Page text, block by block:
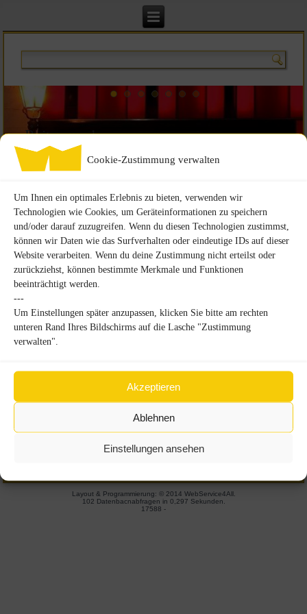
Cookie-Zustimmung verwalten
Um Ihnen ein optimales Erlebnis zu bieten, verwenden wir
Technologien wie Cookies, um Geräteinformationen zu speichern
und/oder darauf zuzugreifen. Wenn du diesen Technologien zustimmst,
können wir Daten wie das Surfverhalten oder eindeutige IDs auf dieser
Website verarbeiten. Wenn du deine Zustimmung nicht erteilst oder
zurückziehst, können bestimmte Merkmale und Funktionen
beeinträchtigt werden.
---
Um Einstellungen später anzupassen, klicken Sie bitte am rechten
unteren Rand Ihres Bildschirms auf die Lasche "Zustimmung
verwalten".
Akzeptieren
Ablehnen
Einstellungen ansehen
Beitragsordnung
Der jährliche Mindestbeitrag beträgt für
weitere Familienmitglieder 15,00 €
Ermäßigungsberechtigte 15,00 €
Die einmalige Aufnahmegebühr beträgt je Person 5,00 €
Beitragsordnung
Satzung
IMPRESSUM|KONTAKT|DATENSCHUTZ
2026 Freunde des Döbelner Theaters e.V. - All Rights
Layout & Programmierung: © 2014 WebService4All .
102 Datenbacnabfragen in 0,297 Sekunden.
17588 -